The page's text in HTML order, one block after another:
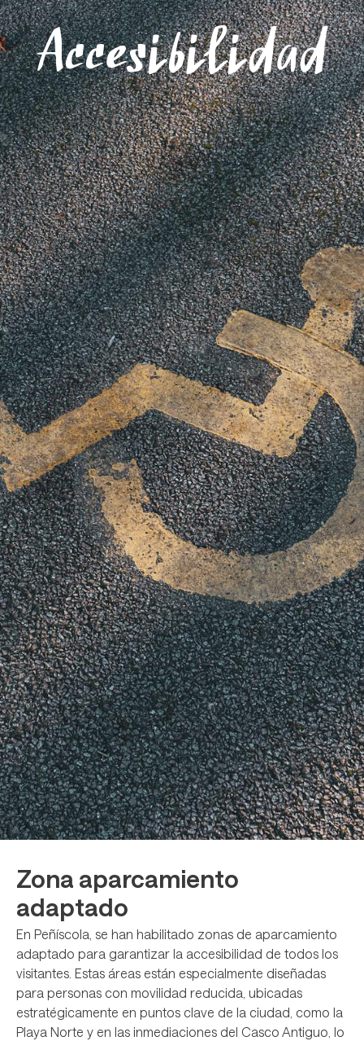
Menú
Accesibilidad
Zona aparcamiento
adaptado
En Peñíscola, se han habilitado zonas de aparcamiento
adaptado para garantizar la accesibilidad de todos los
visitantes. Estas áreas están especialmente diseñadas
para personas con movilidad reducida, ubicadas
estratégicamente en puntos clave de la ciudad, como la
Playa Norte y en las inmediaciones del Casco Antiguo, lo